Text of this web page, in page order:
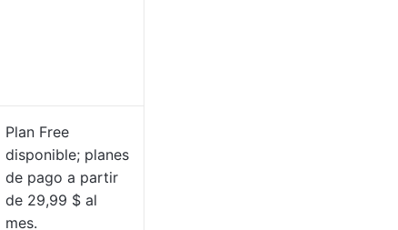
Plan Free
disponible; planes
de pago a partir
de 29,99 $ al
mes.